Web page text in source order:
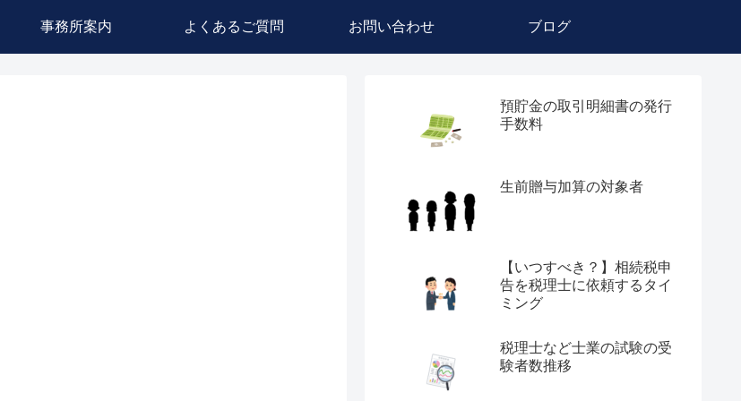
事務所案内 よくあるご質問 お問い合わせ ブログ
預貯金の取引明細書の発行
手数料
生前贈与加算の対象者
【いつすべき？】相続税申
告を税理士に依頼するタイ
ミング
税理士など士業の試験の受
験者数推移